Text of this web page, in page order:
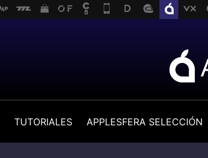
TUTORIALES APPLESFERA SELECCIÓN